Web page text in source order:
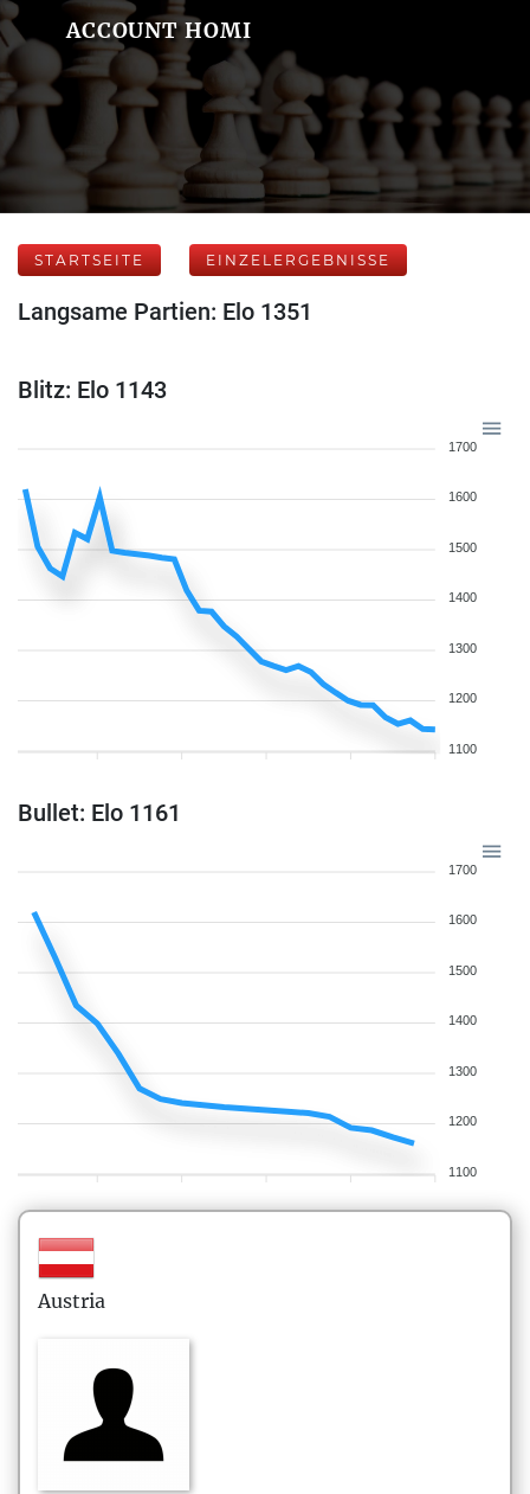
ACCOUNT HOMI
STARTSEITE EINZELERGEBNISSE
Langsame Partien: Elo 1351
Blitz: Elo 1143
1700
1600
1500
1400
1300
1200
1100
Bullet: Elo 1161
1700
1600
1500
1400
1300
1200
1100
Austria